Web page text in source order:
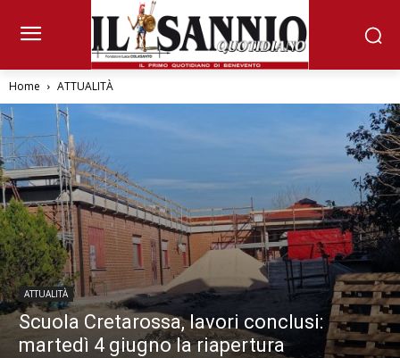
Home ATTUALITÀ
ATTUALITÀ
Scuola Cretarossa, lavori conclusi:
martedì 4 giugno la riapertura